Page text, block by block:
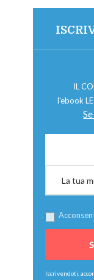
IL
l'ebook LE
Iscrivendoti,